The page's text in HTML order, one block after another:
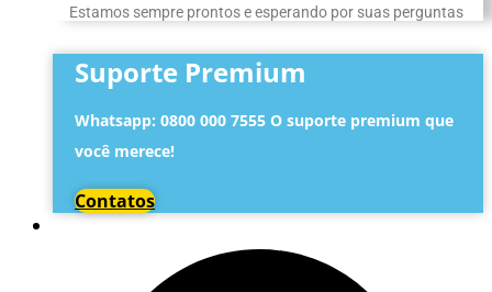
Estamos sempre prontos e esperando por suas perguntas
Suporte Premium
Whatsapp: 0800 000 7555 O suporte premium que
você merece!
Contatos